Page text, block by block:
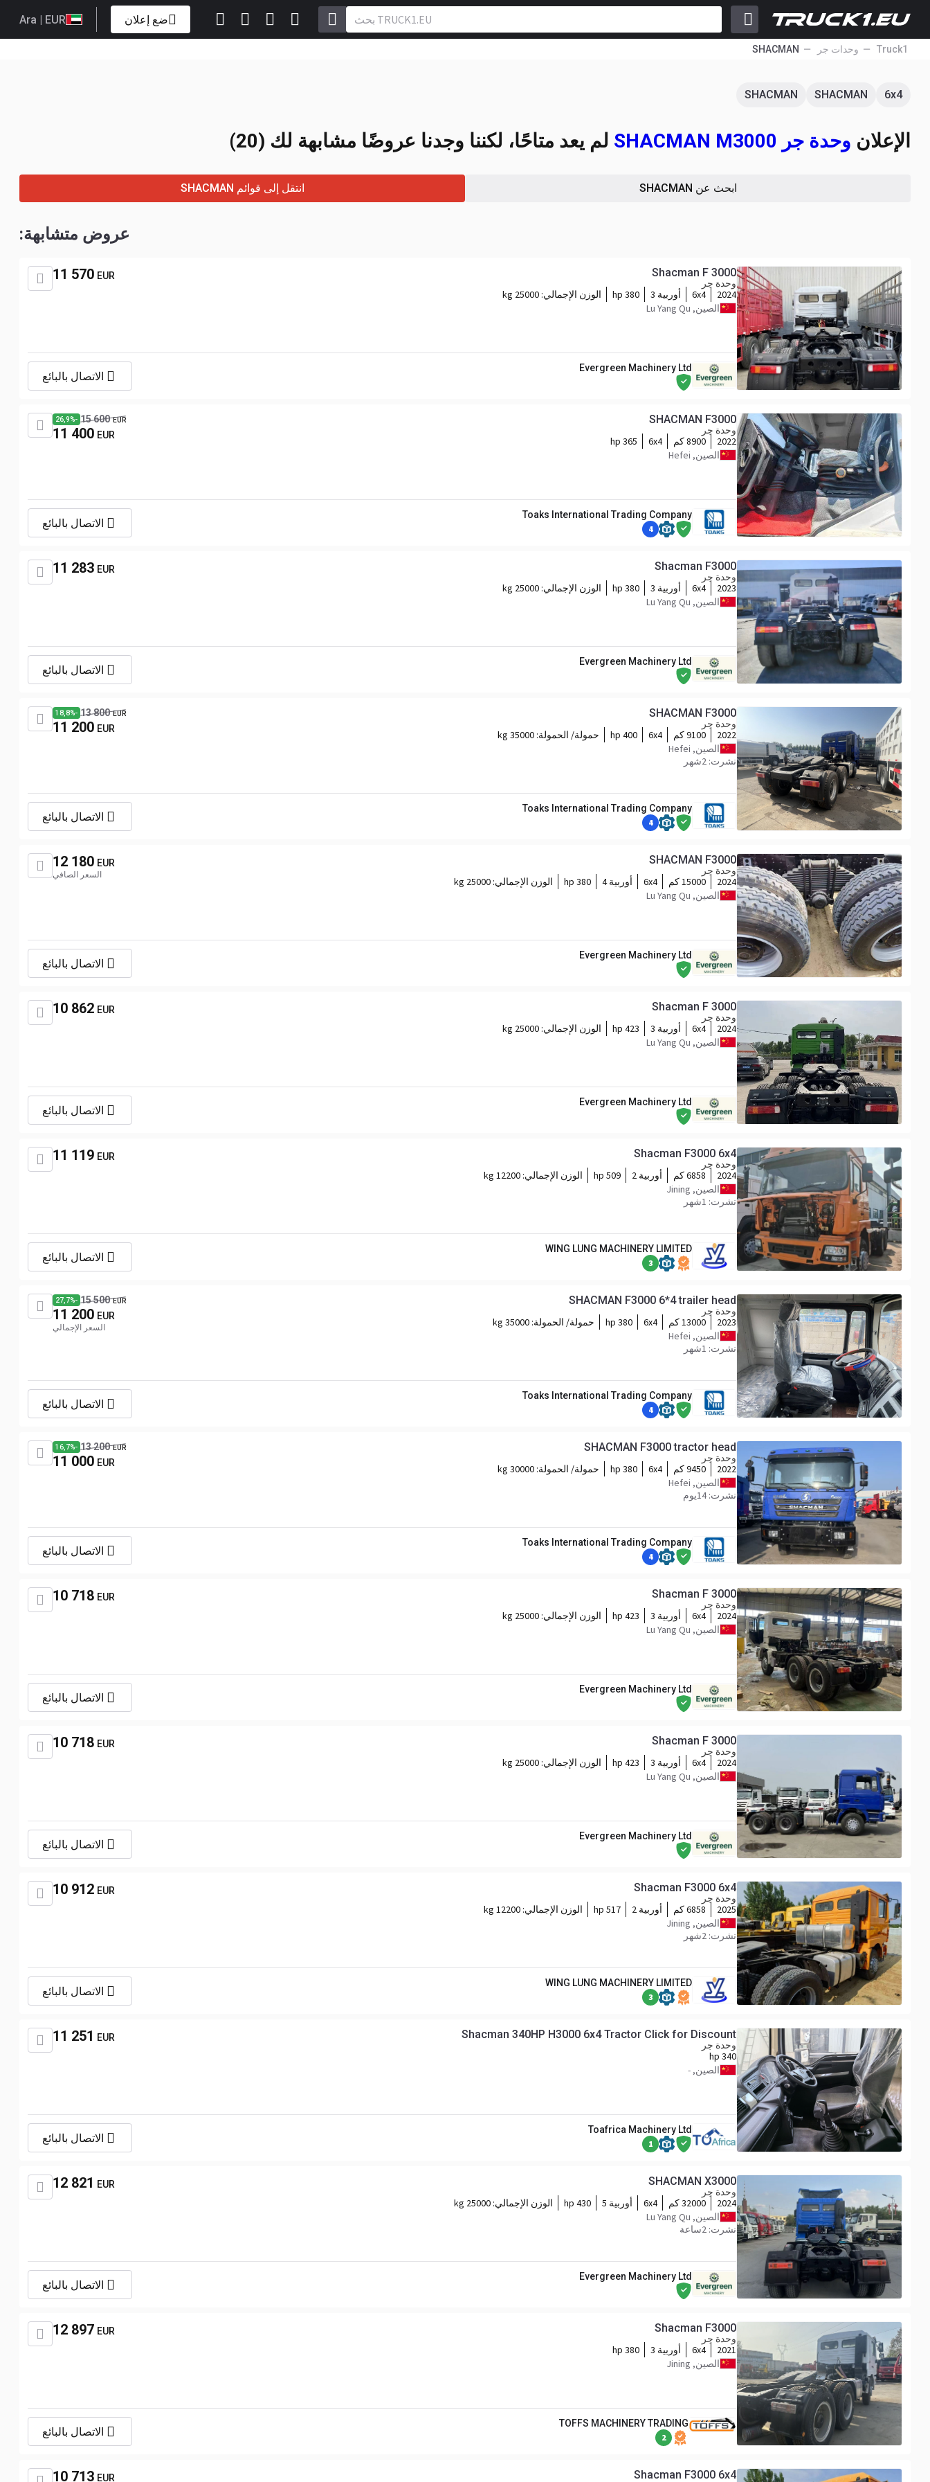
ضع إعلان Ara | EUR
Truck1 وحدات جر SHACMAN
6x4
SHACMAN
SHACMAN
الإعلان وحدة جر SHACMAN M3000 لم يعد متاحًا، لكننا وجدنا عروضًا مشابهة لك (20)
ابحث عن SHACMAN انتقل إلى قوائم SHACMAN
عروض متشابهة:
Shacman F 3000
وحدة جر
2024
6x4 أوربية 3 380 hp الوزن الإجمالي: 25000 kg
الصين, Lu Yang Qu
11 570 EUR
Evergreen Machinery Ltd
الاتصال بالبائع
SHACMAN F3000
وحدة جر
2022
8900 كم 6x4
365 hp
الصين, Hefei
15 600 EUR
-26,9%
11 400 EUR
Toaks International Trading Company
4 الاتصال بالبائع
Shacman F3000
وحدة جر
2023
6x4 أوربية 3 380 hp الوزن الإجمالي: 25000 kg
الصين, Lu Yang Qu
11 283 EUR
Evergreen Machinery Ltd
الاتصال بالبائع
SHACMAN F3000
وحدة جر
2022
9100 كم 6x4
400 hp حمولة/ الحمولة: 35000 kg
الصين, Hefei
نشرت: 2شهر
13 800 EUR
-18,8%
11 200 EUR
Toaks International Trading Company
4 الاتصال بالبائع
SHACMAN F3000
وحدة جر
2024
15000 كم 6x4 أوربية 4 380 hp الوزن الإجمالي: 25000 kg
الصين, Lu Yang Qu
12 180 EUR
السعر الصافي
Evergreen Machinery Ltd
الاتصال بالبائع
Shacman F 3000
وحدة جر
2024
6x4 أوربية 3 423 hp الوزن الإجمالي: 25000 kg
الصين, Lu Yang Qu
10 862 EUR
Evergreen Machinery Ltd
الاتصال بالبائع
Shacman F3000 6x4
وحدة جر
2024
6858 كم أوربية 2 509 hp الوزن الإجمالي: 12200 kg
الصين, Jining
نشرت: 1شهر
11 119 EUR
WING LUNG MACHINERY LIMITED
3 الاتصال بالبائع
SHACMAN F3000 6*4 trailer head
وحدة جر
2023
13000 كم 6x4
380 hp حمولة/ الحمولة: 35000 kg
الصين, Hefei
نشرت: 1شهر
15 500 EUR
-27,7%
11 200 EUR
السعر الإجمالي
Toaks International Trading Company
4 الاتصال بالبائع
SHACMAN F3000 tractor head
وحدة جر
2022
9450 كم 6x4
380 hp حمولة/ الحمولة: 30000 kg
الصين, Hefei
نشرت: 14يوم
13 200 EUR
-16,7%
11 000 EUR
Toaks International Trading Company
4 الاتصال بالبائع
Shacman F 3000
وحدة جر
2024
6x4 أوربية 3 423 hp الوزن الإجمالي: 25000 kg
الصين, Lu Yang Qu
10 718 EUR
Evergreen Machinery Ltd
الاتصال بالبائع
Shacman F 3000
وحدة جر
2024
6x4 أوربية 3 423 hp الوزن الإجمالي: 25000 kg
الصين, Lu Yang Qu
10 718 EUR
Evergreen Machinery Ltd
الاتصال بالبائع
Shacman F3000 6x4
وحدة جر
2025
6858 كم أوربية 2 517 hp الوزن الإجمالي: 12200 kg
الصين, Jining
نشرت: 2شهر
10 912 EUR
WING LUNG MACHINERY LIMITED
3 الاتصال بالبائع
Shacman 340HP H3000 6x4 Tractor Click for Discount
وحدة جر
340 hp
الصين, -
11 251 EUR
Toafrica Machinery Ltd
1 الاتصال بالبائع
SHACMAN X3000
وحدة جر
2024
32000 كم 6x4 أوربية 5 430 hp الوزن الإجمالي: 25000 kg
الصين, Lu Yang Qu
نشرت: 2ساعة
12 821 EUR
Evergreen Machinery Ltd
الاتصال بالبائع
Shacman F3000
وحدة جر
2021
6x4 أوربية 3
380 hp
الصين, Jining
12 897 EUR
TOFFS MACHINERY TRADING
2 الاتصال بالبائع
Shacman F3000 6x4
10 713 EUR